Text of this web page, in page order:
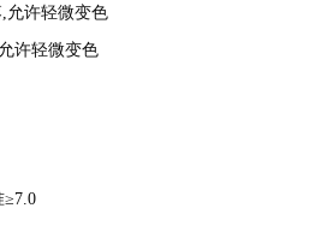
,允许轻微变色
许轻微变色
≥7.0